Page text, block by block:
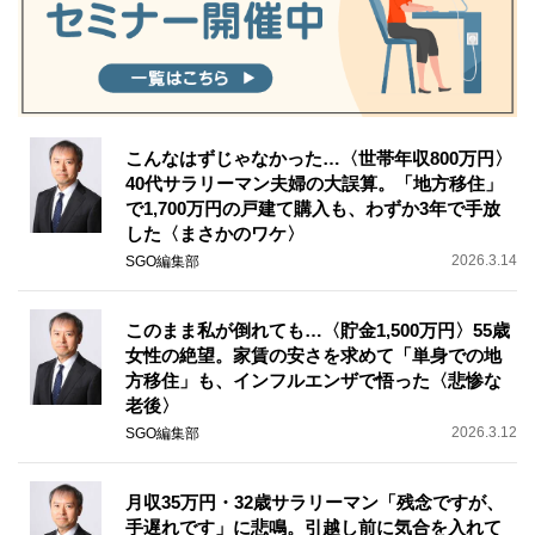
こんなはずじゃなかった…〈世帯年収800万円〉
40代サラリーマン夫婦の大誤算。「地方移住」
で1,700万円の戸建て購入も、わずか3年で手放
した〈まさかのワケ〉
SGO編集部 2026.3.14
このまま私が倒れても…〈貯金1,500万円〉55歳
女性の絶望。家賃の安さを求めて「単身での地
方移住」も、インフルエンザで悟った〈悲惨な
老後〉
SGO編集部 2026.3.12
月収35万円・32歳サラリーマン「残念ですが、
手遅れです」に悲鳴。引越し前に気合を入れて